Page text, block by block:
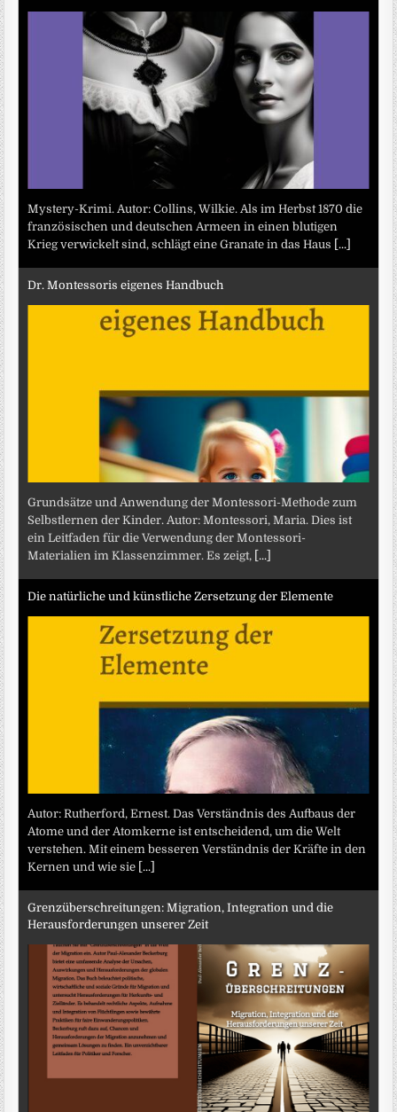
Mystery-Krimi. Autor: Collins, Wilkie. Als im Herbst 1870 die
französischen und deutschen Armeen in einen blutigen
Krieg verwickelt sind, schlägt eine Granate in das Haus [...]
Dr. Montessoris eigenes Handbuch
Grundsätze und Anwendung der Montessori-Methode zum
Selbstlernen der Kinder. Autor: Montessori, Maria. Dies ist
ein Leitfaden für die Verwendung der Montessori-
Materialien im Klassenzimmer. Es zeigt, [...]
Die natürliche und künstliche Zersetzung der Elemente
Autor: Rutherford, Ernest. Das Verständnis des Aufbaus der
Atome und der Atomkerne ist entscheidend, um die Welt
verstehen. Mit einem besseren Verständnis der Kräfte in den
Kernen und wie sie [...]
Grenzüberschreitungen: Migration, Integration und die
Herausforderungen unserer Zeit